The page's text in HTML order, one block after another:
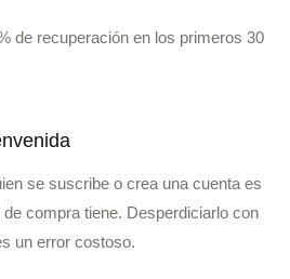
de recuperación en los primeros 30
se suscribe o crea una cuenta es
compra tiene. Desperdiciarlo con
un error costoso.